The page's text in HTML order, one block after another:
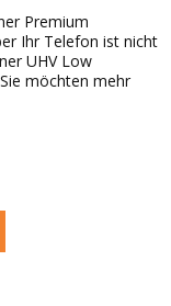
Premium
Ihr Telefon ist nicht
UHV Low
möchten mehr